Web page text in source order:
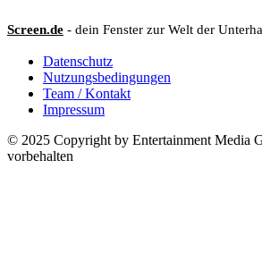
Screen.de - dein Fenster zur Welt der
Datenschutz
Nutzungsbedingungen
Team / Kontakt
Impressum
© 2025 Copyright by Entertainment Media
vorbehalten